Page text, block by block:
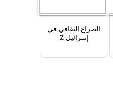
الصراع الثقافي في
إسرائيل Z